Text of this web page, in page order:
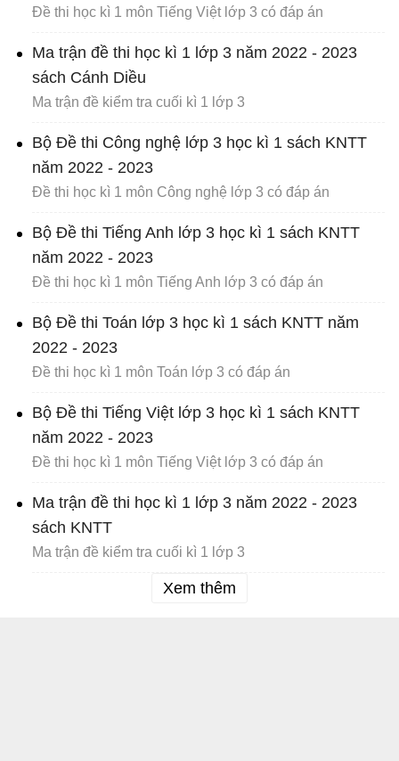
Đề thi học kì 1 môn Tiếng Việt lớp 3 có đáp án
Ma trận đề thi học kì 1 lớp 3 năm 2022 - 2023
sách Cánh Diều
Ma trận đề kiểm tra cuối kì 1 lớp 3
Bộ Đề thi Công nghệ lớp 3 học kì 1 sách KNTT
năm 2022 - 2023
Đề thi học kì 1 môn Công nghệ lớp 3 có đáp án
Bộ Đề thi Tiếng Anh lớp 3 học kì 1 sách KNTT
năm 2022 - 2023
Đề thi học kì 1 môn Tiếng Anh lớp 3 có đáp án
Bộ Đề thi Toán lớp 3 học kì 1 sách KNTT năm
2022 - 2023
Đề thi học kì 1 môn Toán lớp 3 có đáp án
Bộ Đề thi Tiếng Việt lớp 3 học kì 1 sách KNTT
năm 2022 - 2023
Đề thi học kì 1 môn Tiếng Việt lớp 3 có đáp án
Ma trận đề thi học kì 1 lớp 3 năm 2022 - 2023
sách KNTT
Ma trận đề kiểm tra cuối kì 1 lớp 3
Xem thêm